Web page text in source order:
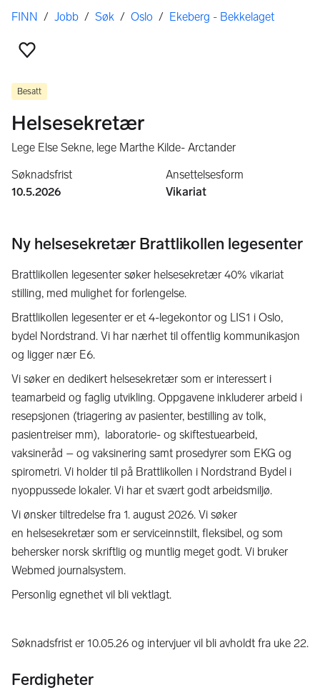
Her er du
FINN / Jobb / Søk / Oslo / Ekeberg - Bekkelaget
Besatt
Helsesekretær
Lege Else Sekne, lege Marthe Kilde- Arctander
Søknadsfrist
10.5.2026
Ansettelsesform
Vikariat
Ny helsesekretær Brattlikollen legesenter
Brattlikollen legesenter søker helsesekretær 40% vikariat
stilling, med mulighet for forlengelse.
Brattlikollen legesenter er et 4-legekontor og LIS1 i Oslo,
bydel Nordstrand. Vi har nærhet til offentlig kommunikasjon
og ligger nær E6.
Vi søker en dedikert helsesekretær som er interessert i
teamarbeid og faglig utvikling. Oppgavene inkluderer arbeid i
resepsjonen (triagering av pasienter, bestilling av tolk,
pasientreiser mm), laboratorie- og skiftestuearbeid,
vaksineråd – og vaksinering samt prosedyrer som EKG og
spirometri. Vi holder til på Brattlikollen i Nordstrand Bydel i
nyoppussede lokaler. Vi har et svært godt arbeidsmiljø.
Vi ønsker tiltredelse fra 1. august 2026. Vi søker
en helsesekretær som er serviceinnstilt, fleksibel, og som
behersker norsk skriftlig og muntlig meget godt. Vi bruker
Webmed journalsystem.
Personlig egnethet vil bli vektlagt.
Søknadsfrist er 10.05.26 og intervjuer vil bli avholdt fra uke 22.
Ferdigheter